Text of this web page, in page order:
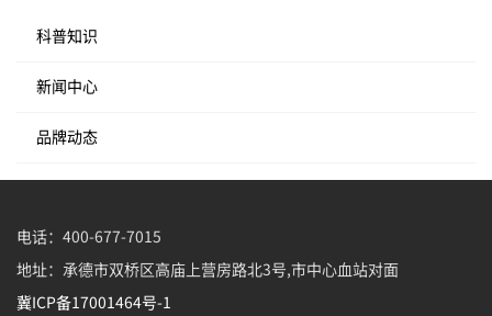
科普知识
新闻中心
品牌动态
电话：400-677-7015
地址：承德市双桥区高庙上营房路北3号,市中心血站对面
冀ICP备17001464号-1